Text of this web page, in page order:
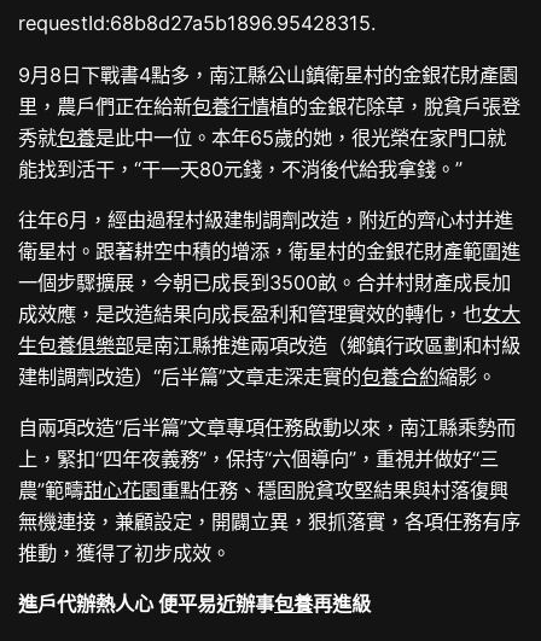
requestId:68b8d27a5b1896.95428315.
9月8日下戰書4點多，南江縣公山鎮衛星村的金銀花財產園
里，農戶們正在給新包養行情植的金銀花除草，脫貧戶張登
秀就包養是此中一位。本年65歲的她，很光榮在家門口就
能找到活干，“干一天80元錢，不消後代給我拿錢。”
往年6月，經由過程村級建制調劑改造，附近的齊心村并進
衛星村。跟著耕空中積的增添，衛星村的金銀花財產範圍進
一個步驟擴展，今朝已成長到3500畝。合并村財產成長加
成效應，是改造結果向成長盈利和管理實效的轉化，也女大
生包養俱樂部是南江縣推進兩項改造（鄉鎮行政區劃和村級
建制調劑改造）“后半篇”文章走深走實的包養合約縮影。
自兩項改造“后半篇”文章專項任務啟動以來，南江縣乘勢而
上，緊扣“四年夜義務”，保持“六個導向”，重視并做好“三
農”範疇甜心花園重點任務、穩固脫貧攻堅結果與村落復興
無機連接，兼顧設定，開闢立異，狠抓落實，各項任務有序
推動，獲得了初步成效。
進戶代辦熱人心 便平易近辦事包養再進級